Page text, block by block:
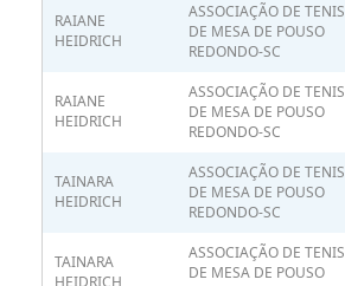
RAIANE
HEIDRICH
ASSOCIAÇÃO DE TENIS
DE MESA DE POUSO
REDONDO-SC
RAIANE
HEIDRICH
ASSOCIAÇÃO DE TENIS
DE MESA DE POUSO
REDONDO-SC
TAINARA
HEIDRICH
ASSOCIAÇÃO DE TENIS
DE MESA DE POUSO
REDONDO-SC
TAINARA
HEIDRICH
ASSOCIAÇÃO DE TENIS
DE MESA DE POUSO